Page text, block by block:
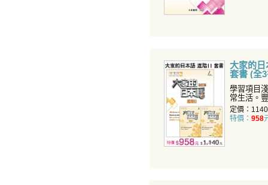
大家的
套書 (全
學習項目
常生活。
面提升您
定價：
特價： 958